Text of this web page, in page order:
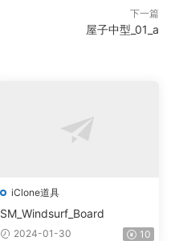
下一篇
屋子中型_01_a
iClone道具
SM_Windsurf_Board
2024-01-30 10